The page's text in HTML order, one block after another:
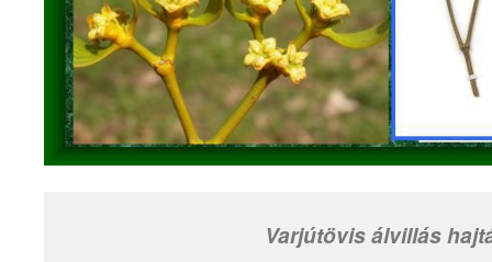
Varjútövis álvillás